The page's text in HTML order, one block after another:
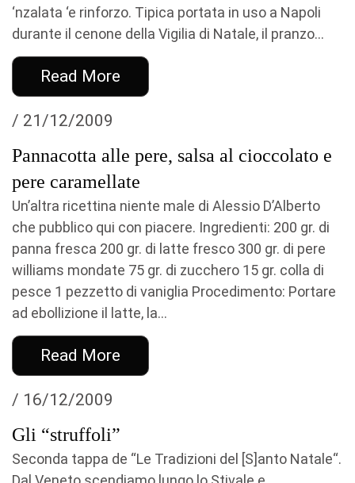
‘nzalata ‘e rinforzo. Tipica portata in uso a Napoli
durante il cenone della Vigilia di Natale, il pranzo...
Read More
/ 21/12/2009
Pannacotta alle pere, salsa al cioccolato e
pere caramellate
Un’altra ricettina niente male di Alessio D’Alberto
che pubblico qui con piacere. Ingredienti: 200 gr. di
panna fresca 200 gr. di latte fresco 300 gr. di pere
williams mondate 75 gr. di zucchero 15 gr. colla di
pesce 1 pezzetto di vaniglia Procedimento: Portare
ad ebollizione il latte, la...
Read More
/ 16/12/2009
Gli “struffoli”
Seconda tappa de “Le Tradizioni del [S]anto Natale“.